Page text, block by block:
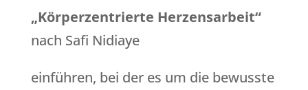
„Körperzentrierte Herzensarbeit“
nach Safi Nidiaye
einführen, bei der es um die bewusste